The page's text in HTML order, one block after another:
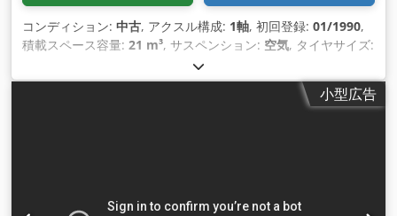
コンディション: 中古, アクスル構成: 1軸, 初回登録: 01/1990,
積載スペース容量: 21 m³, サスペンション: 空気, タイヤサイズ:
, ホイールベース:
備:ABS（アンチロック・ブレーキ・システム）,
小型広告